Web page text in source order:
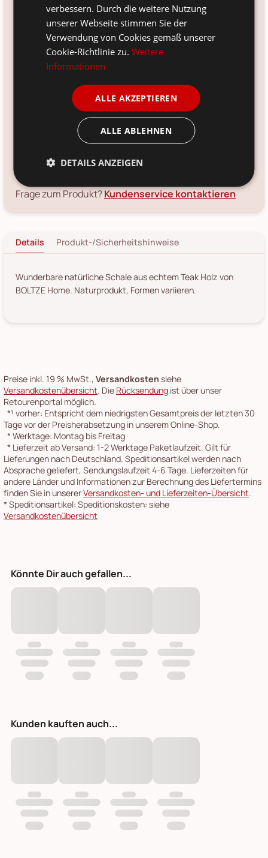
Artikelnr.:
B3245300
9 cm, Ø 30 cm
-14. Aug 2026*
Frage zum Produkt?Kundenservice kontaktieren
Details Produkt-/Sicherheitshinweise
Wunderbare natürliche Schale aus echtem Teak Holz von
BOLTZE Home. Naturprodukt, Formen variieren.
Preise inkl. 19 % MwSt., Versandkosten siehe
Versandkostenübersicht. Die Rücksendung ist über unser
Retourenportal möglich.
*¹ vorher: Entspricht dem niedrigsten Gesamtpreis der letzten 30
Tage vor der Preisherabsetzung in unserem Online-Shop.
*Werktage: Montag bis Freitag
* Lieferzeit ab Versand: 1-2 Werktage Paketlaufzeit. Gilt für
Lieferungen nach Deutschland. Speditionsartikel werden nach
Absprache geliefert, Sendungslaufzeit 4-6 Tage. Lieferzeiten für
andere Länder und Informationen zur Berechnung des Liefertermins
finden Sie in unsererVersandkosten- und Lieferzeiten-Übersicht.
*Speditionsartikel: Speditionskosten: siehe
Versandkostenübersicht
Natur Schale Teak natur 9 cm, Ø 30 cm
Könnte Dir auch gefallen...
Kunden kauften auch...
verbessern. Durch die weitere Nutzung
unserer Webseite stimmen Sie der
Verwendung von Cookies gemäß unserer
Cookie-Richtlinie zu.Weitere
Informationen
ALLE AKZEPTIEREN
ALLE ABLEHNEN
DETAILS ANZEIGEN